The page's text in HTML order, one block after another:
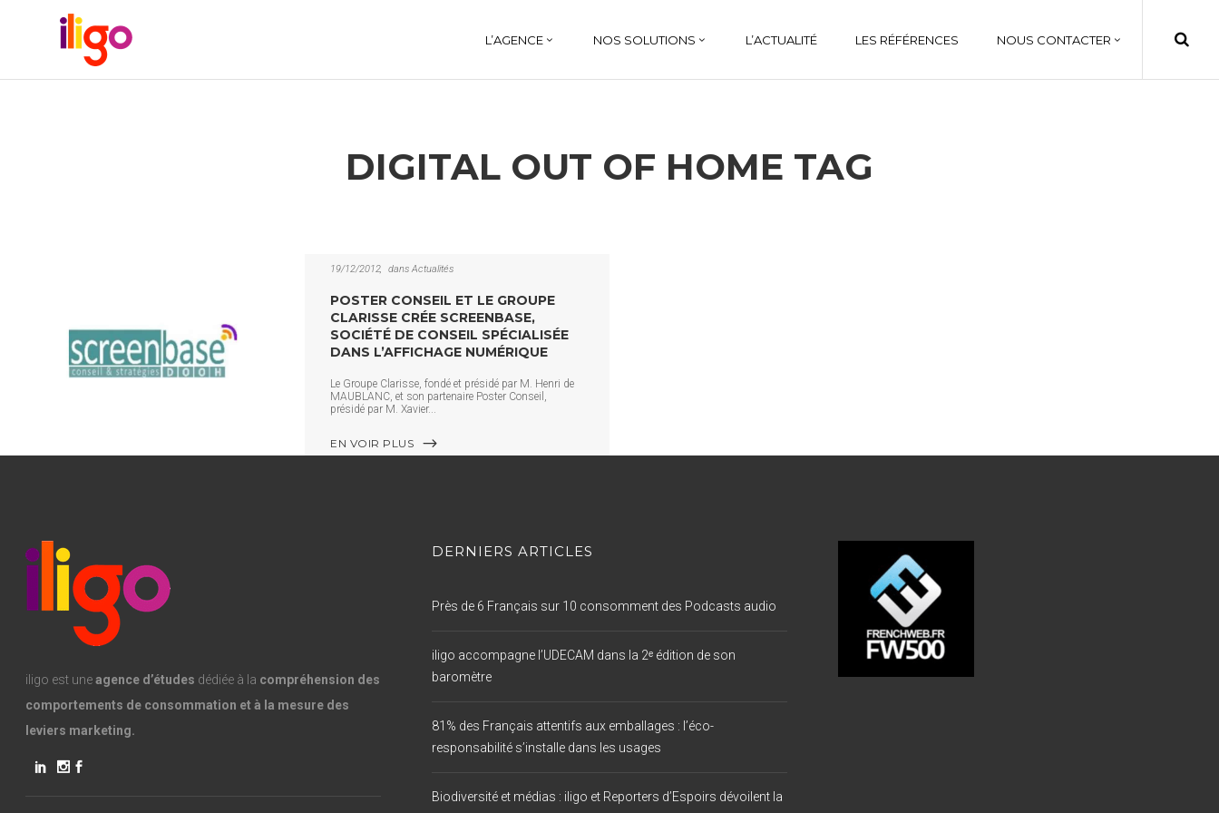
L’AGENCE NOS SOLUTIONS L’ACTUALITÉ LES RÉFÉRENCES NOUS CONTACTER
DIGITAL OUT OF HOME TAG
19/12/2012 dans Actualités
POSTER CONSEIL ET LE GROUPE
CLARISSE CRÉE SCREENBASE,
SOCIÉTÉ DE CONSEIL SPÉCIALISÉE
DANS L’AFFICHAGE NUMÉRIQUE
Le Groupe Clarisse, fondé et présidé par M. Henri de
MAUBLANC, et son partenaire Poster Conseil,
présidé par M. Xavier
EN VOIR PLUS
iligo est uneagence d’études dédiée à la compréhension des
comportements de consommation et à la mesure des
leviers marketing.
DERNIERS ARTICLES
Près de 6 Français sur 10 consomment des Podcasts audio
iligo accompagne l’UDECAM dans la 2ᵉ édition de son
baromètre
81% des Français attentifs aux emballages : l’éco-
responsabilité s’installe dans les usages
Biodiversité et médias : iligo et Reporters d’Espoirs dévoilent la